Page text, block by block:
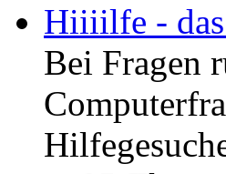
Hiiiilfe -
Bei Fragen